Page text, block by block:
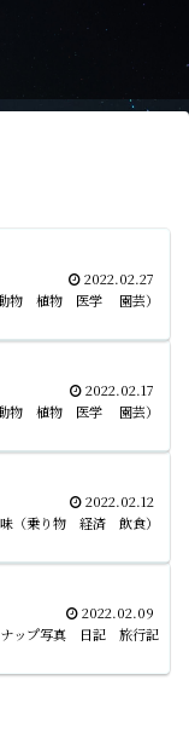
2022.02.27
動物 植物 医学 園芸）
2022.02.17
動物 植物 医学 園芸）
2022.02.12
（乗り物 経済 飲食）
2022.02.09
ナップ写真 日記 旅行記